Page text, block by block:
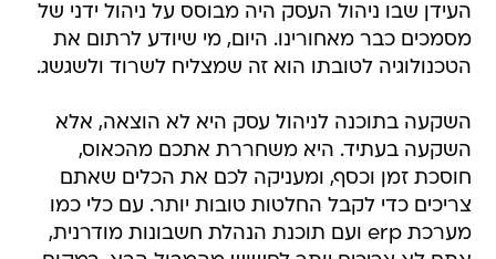
העידן שבו ניהול העסק היה מבוסס על ניהול ידני של
מסמכים כבר מאחורינו. היום, מי שיודע לרתום את
הטכנולוגיה לטובתו הוא זה שמצליח לשרוד ולשגשג.
השקעה בתוכנה לניהול עסק היא לא הוצאה, אלא
השקעה בעתיד. היא משחררת אתכם מהכאוס,
חוסכת זמן וכסף, ומעניקה לכם את הכלים שאתם
צריכים כדי לקבל החלטות טובות יותר. עם כלי כמו
מערכת erp ועם תוכנת הנהלת חשבונות מודרנית,